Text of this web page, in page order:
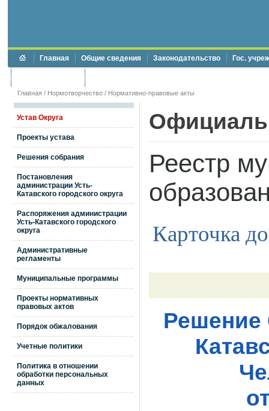
Главная Общие сведения Законодательство Гос.
Главная / Нормотворчество / Нормативно-правовые акты
Устав Округа
Проекты устава
Решения собрания
Постановления
администрации Усть-
Катавского городского округа
Распоряжения администрации
Усть-Катавского городского
округа
Административные
регламенты
Муниципальные программы
Проекты нормативных
правовых актов
Порядок обжалования
Учетные политики
Политика в отношении
обработки персональных
данных
Реестр
Карточка
Решение